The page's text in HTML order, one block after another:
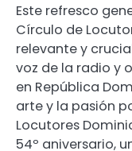
Este refresco
Círculo de
relevante y
voz de la radio y
en República
arte y la pasión
Locutores
54º aniversario,